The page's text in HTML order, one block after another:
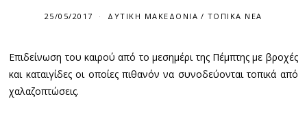
25/05/2017 ΔΥΤΙΚΉ ΜΑΚΕΔΟΝΊΑ / ΤΟΠΙΚΆ ΝΈΑ
Επιδείνωση του καιρού από το μεσημέρι της Πέμπτης με βροχές
και καταιγίδες οι οποίες πιθανόν να συνοδεύονται τοπικά από
χαλαζοπτώσεις.